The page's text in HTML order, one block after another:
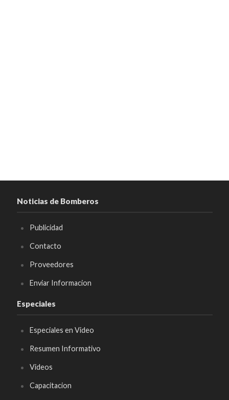
Noticias de Bomberos
Publicidad
Contacto
Proveedores
Enviar Informacion
Especiales
Especiales en Video
Resumen Informativo
Videos
Capacitacion